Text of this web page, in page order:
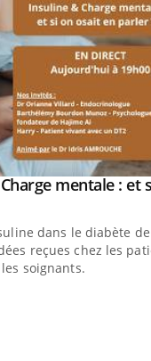
mentale : et
dans le diabète
reçues chez les
soignants.